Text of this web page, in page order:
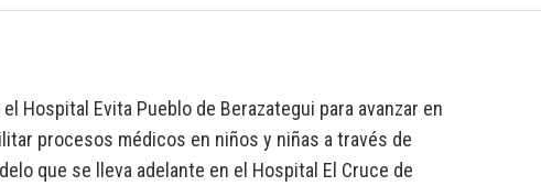
Hospital Evita Pueblo de Berazategui para avanzar en
procesos médicos en niños y niñas a través de
que se lleva adelante en el Hospital El Cruce de